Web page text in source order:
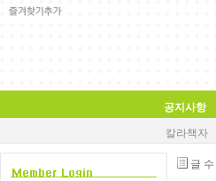
공지사항
칼라책자
글 수